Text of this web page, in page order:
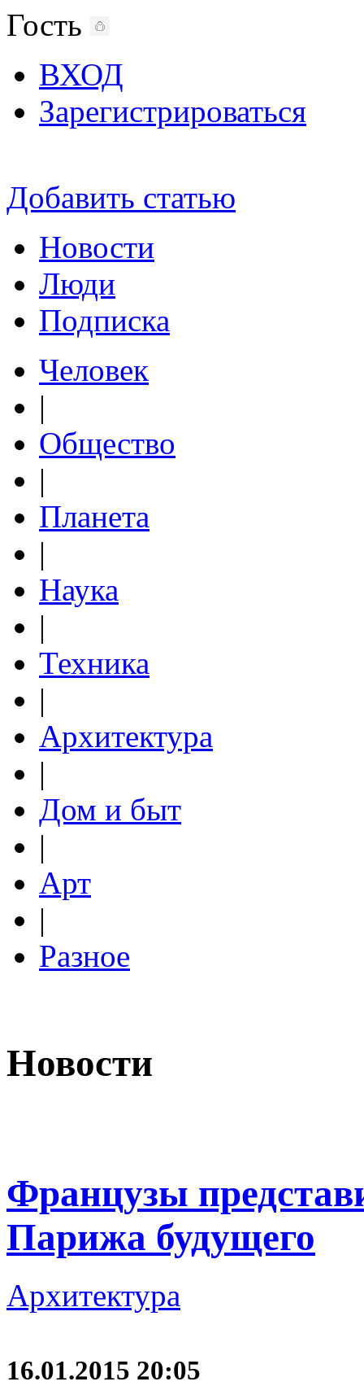
Гость
ВХОД
Зарегистрироваться
Добавить статью
Новости
Люди
Подписка
Человек
|
Общество
|
Планета
|
Наука
|
Техника
|
Архитектура
|
Дом и быт
|
Арт
|
Разное
Новости
Французы
Парижа будущего
Архитектура
16.01.2015 20:05